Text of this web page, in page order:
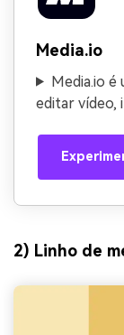
Media.io
Media.io é
editar vídeo,
2) Linho de